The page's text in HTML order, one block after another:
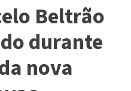
Beltrão
durante
nova